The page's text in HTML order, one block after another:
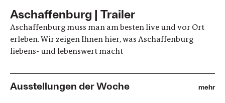
Aschaffenburg | Trailer
Aschaffenburg muss man am besten live und vor Ort
erleben. Wir zeigen Ihnen hier, was Aschaffenburg
liebens- und lebenswert macht
Ausstellungen der Woche mehr